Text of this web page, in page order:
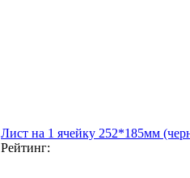
Лист на 1 ячейку 252*185мм
Рейтинг: